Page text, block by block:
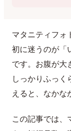
マタニティフォ
初に迷うのが「
です。お腹が大
しっかりふっく
えると、なかな
この記事では、